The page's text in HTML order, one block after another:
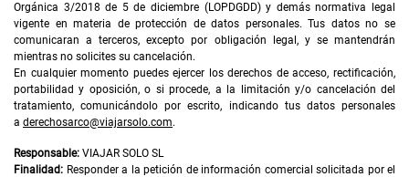
Orgánica 3/2018 de 5 de diciembre (LOPDGDD) y demás normativa legal
vigente en materia de protección de datos personales. Tus datos no se
comunicaran a terceros, excepto por obligación legal, y se mantendrán
mientras no solicites su cancelación.
En cualquier momento puedes ejercer los derechos de acceso, rectificación,
portabilidad y oposición, o si procede, a la limitación y/o cancelación del
tratamiento, comunicándolo por escrito, indicando tus datos personales
a derechosarco@viajarsolo.com.
Responsable: VIAJAR SOLO SL
Finalidad: Responder a la petición de información comercial solicitada por el